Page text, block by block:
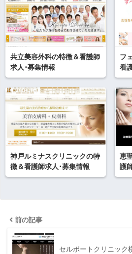
共立美容外科の特徴＆看護師
求人･募集情報
フ
看
神戸ルミナスクリニックの特
徴＆看護師求人･募集情報
恵
護
前の記事
セルポートクリニック